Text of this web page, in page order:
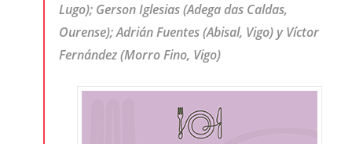
Lugo); Gerson Iglesias (Adega das Caldas,
Ourense); Adrián Fuentes (Abisal, Vigo) y Víctor
Fernández (Morro Fino, Vigo)